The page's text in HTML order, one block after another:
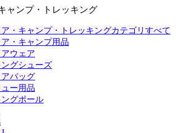
ャンプ・トレッキング
・キャンプ・トレッキングカテゴリすべて
・キャンプ用品
ウェア
ングシューズ
バッグ
ー用品
ングポール